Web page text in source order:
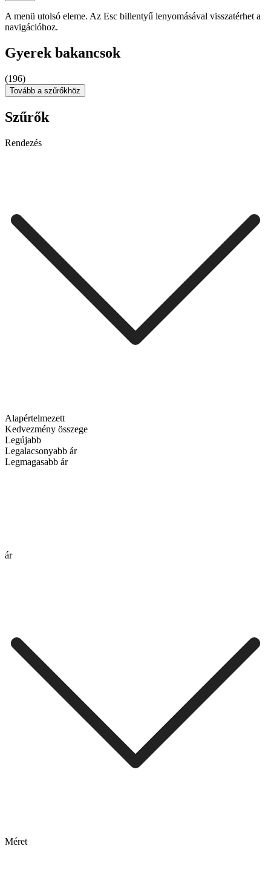
A menü utolsó eleme. Az Esc billentyű lenyomásával visszatérhet a
navigációhoz.
Gyerek bakancsok
(196)
Tovább a szűrőkhöz
Szűrők
Rendezés
Alapértelmezett
Kedvezmény összege
Legújabb
Legalacsonyabb ár
Legmagasabb ár
ár
Méret